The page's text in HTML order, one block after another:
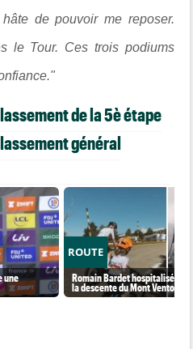
de pouvoir me reposer.
le Tour. Ces trois podiums
de la 5è étape
général
une
ROUTE
Romain Bardet hospitalisé
la descente du Mont Ventoux